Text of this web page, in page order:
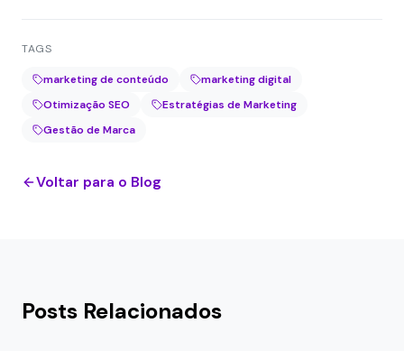
TAGS
marketing de conteúdo
marketing digital
Otimização SEO
Estratégias de Marketing
Gestão de Marca
Voltar para o Blog
Posts Relacionados